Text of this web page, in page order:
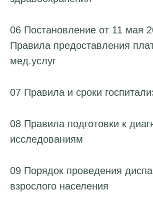
06 Постановление от 11 мая
Правила предоставления
мед.услуг
07 Правила и сроки
08 Правила подготовки к
исследованиям
09 Порядок проведения
взрослого населения